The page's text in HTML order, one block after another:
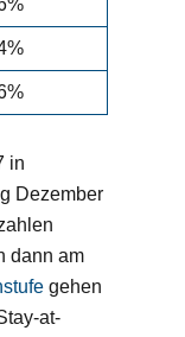
in
Dezember
dann am
gehen
at-